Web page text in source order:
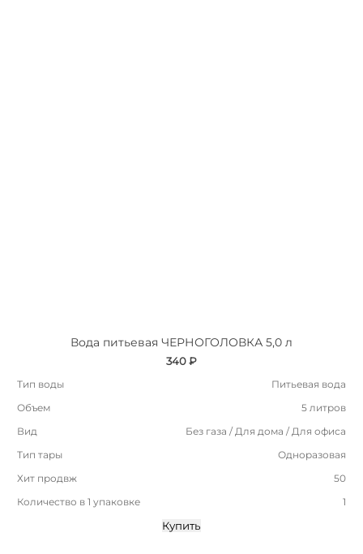
Вода питьевая ЧЕРНОГОЛОВКА 5,0 л
340 ₽
Тип воды
Питьевая вода
Объем
5 литров
Вид
Без газа / Для дома / Для офиса
Тип тары
Одноразовая
Хит продвж
50
Количество в 1 упаковке
1
Купить